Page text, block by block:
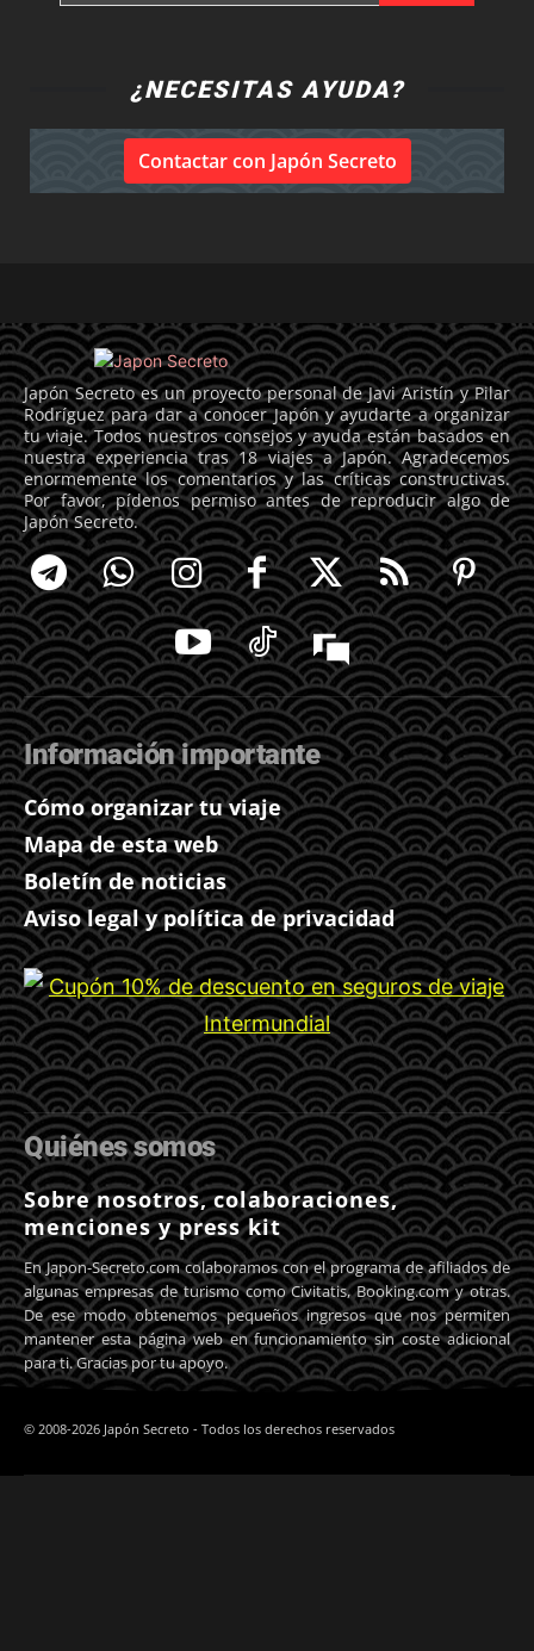
¿NECESITAS AYUDA?
Contactar con Japón Secreto
Japón Secreto es un proyecto personal de Javi Aristín y Pilar
Rodríguez para dar a conocer Japón y ayudarte a organizar
tu viaje. Todos nuestros consejos y ayuda están basados en
nuestra experiencia tras 18 viajes a Japón. Agradecemos
enormemente los comentarios y las críticas constructivas.
Por favor, pídenos permiso antes de reproducir algo de
Japón Secreto.
Información importante
Cómo organizar tu viaje
Mapa de esta web
Boletín de noticias
Aviso legal y política de privacidad
Quiénes somos
Sobre nosotros, colaboraciones,
menciones y press kit
En Japon-Secreto.com colaboramos con el programa de afiliados de
algunas empresas de turismo como Civitatis, Booking.com y otras.
De ese modo obtenemos pequeños ingresos que nos permiten
mantener esta página web en funcionamiento sin coste adicional
para ti. Gracias por tu apoyo.
© 2008-2026 Japón Secreto - Todos los derechos reservados